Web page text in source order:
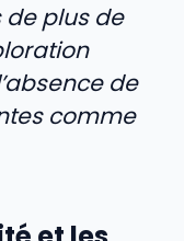
de plus de
de
comme